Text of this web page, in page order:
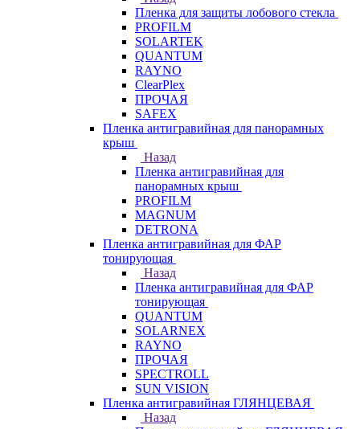
Пленка для защиты лобового стекла
PROFILM
SOLARTEK
QUANTUM
RAYNO
ClearPlex
ПРОЧАЯ
SAFEX
Пленка антигравийная для панорамных
крыш
Назад
Пленка антигравийная для
панорамных крыш
PROFILM
MAGNUM
DETRONA
Пленка антигравийная для ФАР
тонирующая
Назад
Пленка антигравийная для ФАР
тонирующая
QUANTUM
SOLARNEX
RAYNO
ПРОЧАЯ
SPECTROLL
SUN VISION
Пленка антигравийная ГЛЯНЦЕВАЯ
Назад